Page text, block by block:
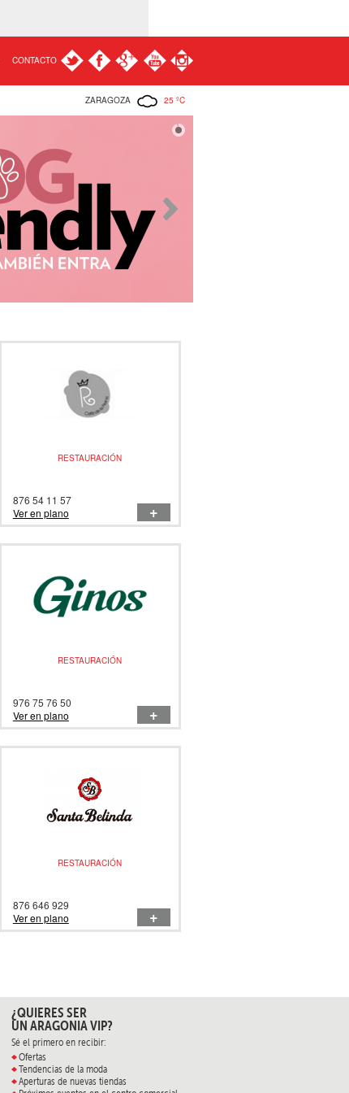
CONTACTO
ZARAGOZA 25 ºC
RESTAURACIÓN
876 54 11 57
Ver en plano
+
RESTAURACIÓN
976 75 76 50
Ver en plano
+
RESTAURACIÓN
876 646 929
Ver en plano
+
¿QUIERES SER
UN ARAGONIA VIP?
Sé el primero en recibir:
Ofertas
Tendencias de la moda
Aperturas de nuevas tiendas